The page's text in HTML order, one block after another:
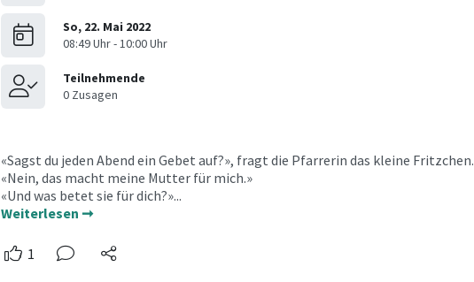
«Sagst du jeden Abend ein Gebet auf?», fragt die Pfarrerin das kleine Fritzchen.
«Nein, das macht meine Mutter für mich.»
«Und was betet sie für dich?»...
Weiterlesen ➞